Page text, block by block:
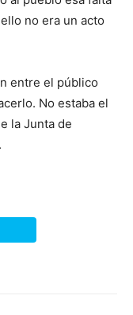
no era un acto
entre el público
No estaba el
la Junta de